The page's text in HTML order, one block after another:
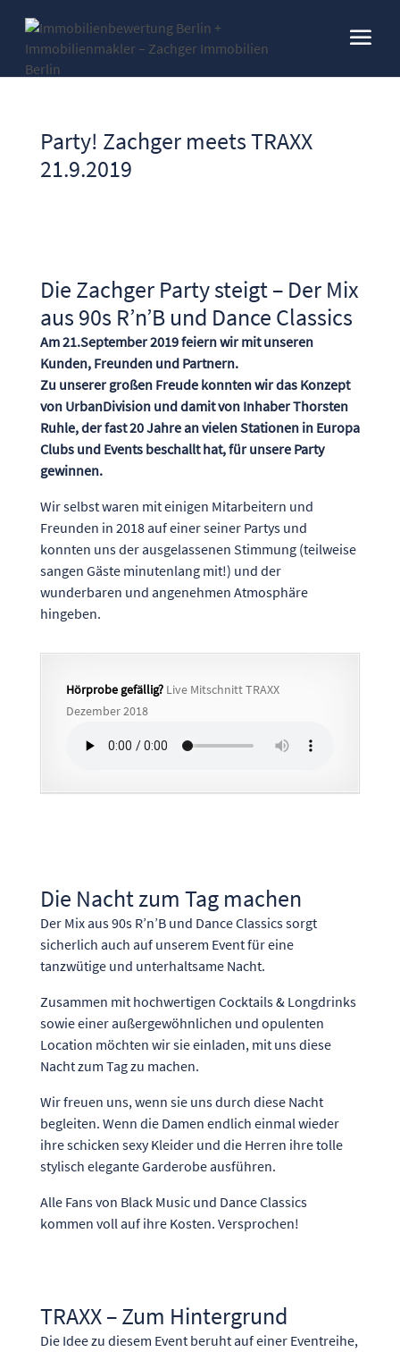
Party! Zachger meets TRAXX
21.9.2019
Die Zachger Party steigt – Der Mix
aus 90s R’n’B und Dance Classics
Am 21.September 2019 feiern wir mit unseren
Kunden, Freunden und Partnern.
Zu unserer großen Freude konnten wir das Konzept
von UrbanDivisionund damit von Inhaber Thorsten
Ruhle, der fast 20 Jahre an vielen Stationen in Europa
Clubs und Events beschallt hat, für unsere Party
gewinnen.
Wir selbst waren mit einigen Mitarbeitern und
Freunden in 2018 auf einer seiner Partys und
konnten uns der ausgelassenen Stimmung (teilweise
sangen Gäste minutenlang mit!) und der
wunderbaren und angenehmen Atmosphäre
hingeben.
Hörprobe gefällig?Live Mitschnitt TRAXX
Dezember 2018
Die Nacht zum Tag machen
Der Mix aus 90s R’n’B und Dance Classics sorgt
sicherlich auch auf unserem Event für eine
tanzwütige und unterhaltsame Nacht.
Zusammen mit hochwertigen Cocktails & Longdrinks
sowie einer außergewöhnlichen und opulenten
Location möchten wir sie einladen, mit uns diese
Nacht zum Tag zu machen.
Wir freuen uns, wenn sie uns durch diese Nacht
begleiten. Wenn die Damen endlich einmal wieder
ihre schicken sexy Kleider und die Herren ihre tolle
stylisch elegante Garderobe ausführen.
Alle Fans von Black Music und Dance Classics
kommen voll auf ihre Kosten. Versprochen!
TRAXX – Zum Hintergrund
Die Idee zu diesem Event beruht auf einer Eventreihe,